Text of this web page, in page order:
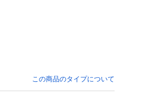
この商品のタイプについて